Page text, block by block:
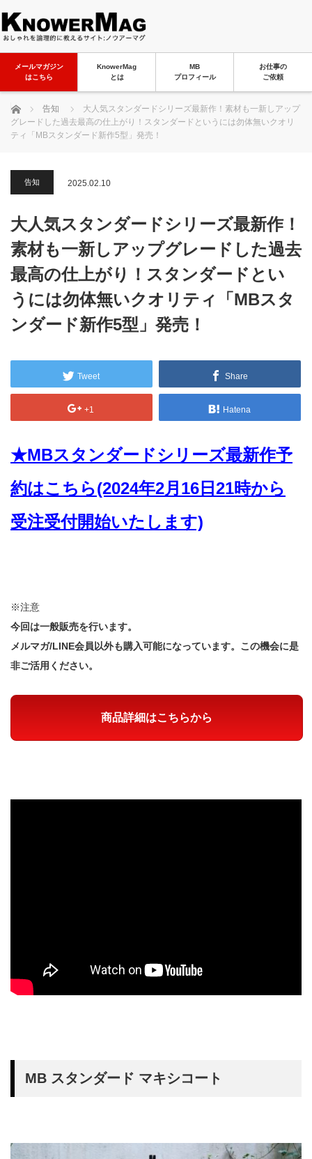
メールマガジン
はこちら
KnowerMag
とは
MB
プロフィール
お仕事の
ご依頼
ホーム 告知
大人気スタンダードシリーズ最新作！素材も一新しアップ
グレードした過去最高の仕上がり！スタンダードというには勿体無いクオリ
ティ「MBスタンダード新作5型」発売！
告知 2025.02.10
大人気スタンダードシリーズ最新作！
素材も一新しアップグレードした過去
最高の仕上がり！スタンダードとい
うには勿体無いクオリティ「MBスタ
ンダード新作5型」発売！
Tweet Share
+1 Hatena
★MBスタンダードシリーズ最新作予
約はこちら(2024年2月16日21時から
受注受付開始いたします)
※注意
今回は一般販売を行います。
メルマガ/LINE会員以外も購入可能になっています。この機会に是
非ご活用ください。
商品詳細はこちらから
MB スタンダード マキシコート